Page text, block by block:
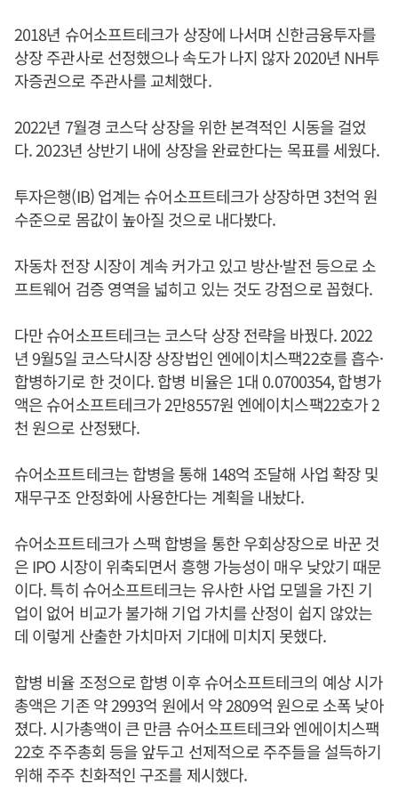
2018년 슈어소프트테크가 상장에 나서며 신한금융투자를
상장 주관사로 선정했으나 속도가 나지 않자 2020년 NH투
자증권으로 주관사를 교체했다.
2022년 7월경 코스닥 상장을 위한 본격적인 시동을 걸었
다. 2023년 상반기 내에 상장을 완료한다는 목표를 세웠다.
투자은행(IB) 업계는 슈어소프트테크가 상장하면 3천억 원
수준으로 몸값이 높아질 것으로 내다봤다.
자동차 전장 시장이 계속 커가고 있고 방산·발전 등으로 소
프트웨어 검증 영역을 넓히고 있는 것도 강점으로 꼽혔다.
다만 슈어소프트테크는 코스닥 상장 전략을 바꿨다. 2022
년 9월5일 코스닥시장 상장법인 엔에이치스팩22호를 흡수·
합병하기로 한 것이다. 합병 비율은 1대 0.0700354, 합병가
액은 슈어소프트테크가 2만8557원 엔에이치스팩22호가 2
천 원으로 산정됐다.
슈어소프트테크는 합병을 통해 148억 조달해 사업 확장 및
재무구조 안정화에 사용한다는 계획을 내놨다.
슈어소프트테크가 스팩 합병을 통한 우회상장으로 바꾼 것
은 IPO 시장이 위축되면서 흥행 가능성이 매우 낮았기 때문
이다. 특히 슈어소프트테크는 유사한 사업 모델을 가진 기
업이 없어 비교가 불가해 기업 가치를 산정이 쉽지 않았는
데 이렇게 산출한 가치마저 기대에 미치지 못했다.
합병 비율 조정으로 합병 이후 슈어소프트테크의 예상 시가
총액은 기존 약 2993억 원에서 약 2809억 원으로 소폭 낮아
졌다. 시가총액이 큰 만큼 슈어소프트테크와 엔에이치스팩
22호 주주총회 등을 앞두고 선제적으로 주주들을 설득하기
위해 주주 친화적인 구조를 제시했다.